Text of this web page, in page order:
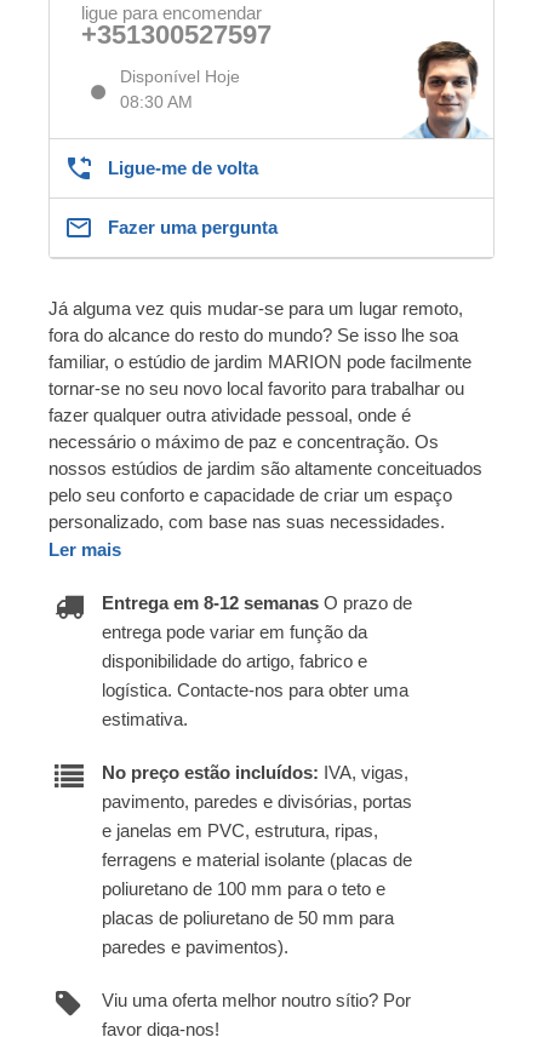
ligue para encomendar
+351300527597
Disponível Hoje
08:30 AM
Ligue-me de volta
Fazer uma pergunta
Já alguma vez quis mudar-se para um lugar remoto,
fora do alcance do resto do mundo? Se isso lhe soa
familiar, o estúdio de jardim MARION pode facilmente
tornar-se no seu novo local favorito para trabalhar ou
fazer qualquer outra atividade pessoal, onde é
necessário o máximo de paz e concentração. Os
nossos estúdios de jardim são altamente conceituados
pelo seu conforto e capacidade de criar um espaço
personalizado, com base nas suas necessidades.
Ler mais
Entrega em 8-12 semanas O prazo de
entrega pode variar em função da
disponibilidade do artigo, fabrico e
logística. Contacte-nos para obter uma
estimativa.
No preço estão incluídos: IVA, vigas,
pavimento, paredes e divisórias, portas
e janelas em PVC, estrutura, ripas,
ferragens e material isolante (placas de
poliuretano de 100 mm para o teto e
placas de poliuretano de 50 mm para
paredes e pavimentos).
Viu uma oferta melhor noutro sítio? Por
favor diga-nos!